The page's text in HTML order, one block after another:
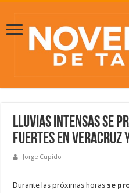
Lluvias intensas se
fuertes en Veracruz
Jorge Cupido
Durante las próximas horas se